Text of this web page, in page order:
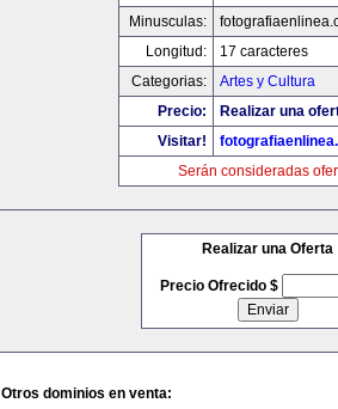
Minusculas:
Longitud:
17 caracteres
Categorias:
Artes y Cultura
Precio:
Realizar una
Visitar!
Serán consideradas
Realizar una Oferta
Precio Ofrecido $
Otros dominios en venta: